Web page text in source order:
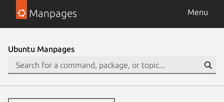
Manpages Menu
Ubuntu Manpages